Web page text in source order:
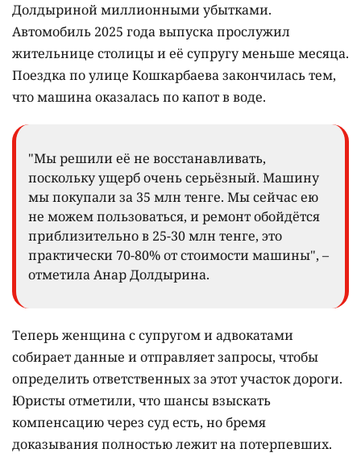
Долдыриной миллионными убытками.
Автомобиль 2025 года выпуска прослужил
жительнице столицы и её супругу меньше месяца.
Поездка по улице Кошкарбаева закончилась тем,
что машина оказалась по капот в воде.
"Мы решили её не восстанавливать,
поскольку ущерб очень серьёзный. Машину
мы покупали за 35 млн тенге. Мы сейчас ею
не можем пользоваться, и ремонт обойдётся
приблизительно в 25-30 млн тенге, это
практически 70-80% от стоимости машины", –
отметила Анар Долдырина.
Теперь женщина с супругом и адвокатами
собирает данные и отправляет запросы, чтобы
определить ответственных за этот участок дороги.
Юристы отметили, что шансы взыскать
компенсацию через суд есть, но бремя
доказывания полностью лежит на потерпевших.